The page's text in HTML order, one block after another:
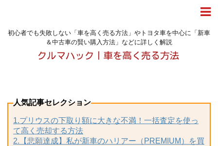
初心者でも失敗しない「車を高く売る方法」やトヨタ車を中心に「新車
＆中古車の賢い購入方法」などに詳しく解説
人気記事セレクション
1.プリウスの下取り額に大きな不満！一括査定を使っ
て高く売却する方法
2.【悲願達成】私が新車のハリアー（PREMIUM）を買